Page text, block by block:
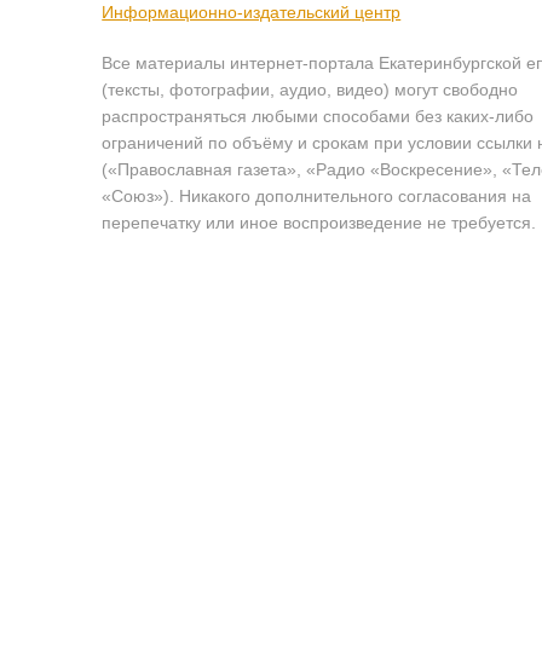
Информационно-издательский центр
Все материалы интернет-портала Екатеринбургской
(тексты, фотографии, аудио, видео) могут свободно
распространяться любыми способами без каких-либо
ограничений по объёму и срокам при условии ссылки
(«Православная газета», «Радио «Воскресение»,
«Союз»). Никакого дополнительного согласования на
перепечатку или иное воспроизведение не требуется.